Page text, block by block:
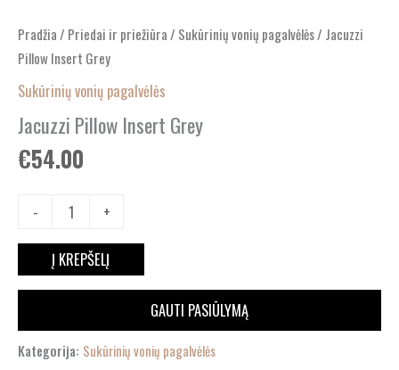
Pradžia / Priedai ir priežiūra / Sukūrinių vonių pagalvėlės/ Jacuzzi
Pillow Insert Grey
Sukūrinių vonių pagalvėlės
Jacuzzi Pillow Insert Grey
€54.00
- +
Į KREPŠELĮ
GAUTI PASIŪLYMĄ
Kategorija: Sukūrinių vonių pagalvėlės